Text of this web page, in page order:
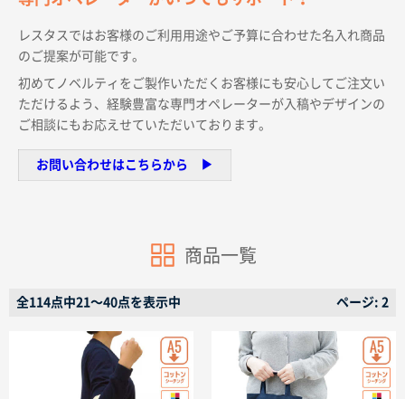
よくあるご質問
名入れグループサイト
レスタスではお客様のご利用用途やご予算に合わせた名入れ商品
のご提案が可能です。
初めてノベルティをご製作いただくお客様にも安心してご注文い
ただけるよう、経験豊富な専門オペレーターが入稿やデザインの
ご相談にもお応えせていただいております。
お問い合わせはこちらから ▶︎
商品一覧
全114点中21〜40点を表示中 ページ: 2